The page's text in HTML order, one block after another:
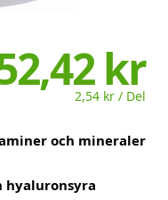
kr
2,54 kr / Del
och mineraler
hyaluronsyra